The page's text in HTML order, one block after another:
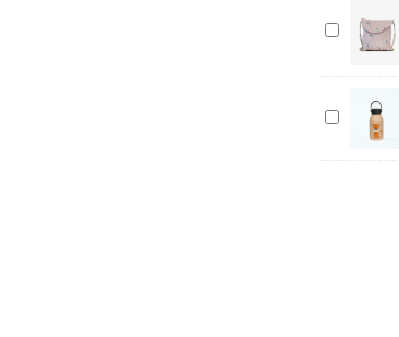
60
Berreca
Mochila
Runbott
x
La
-
Botella
termo
Runbott